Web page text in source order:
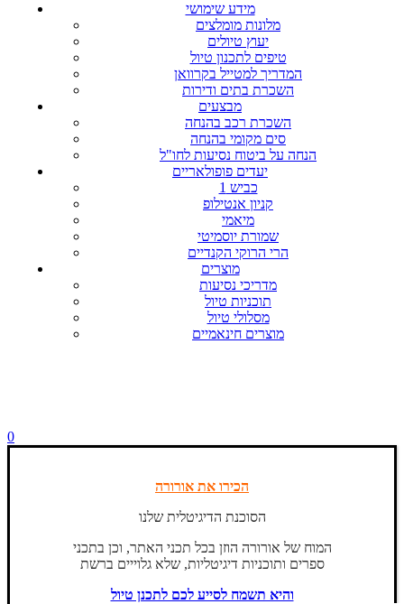
מידע שימושי
מלונות מומלצים
יעוץ טיולים
טיפים לתכנון טיול
המדריך למטייל בקרוואן
השכרת בתים ודירות
מבצעים
השכרת רכב בהנחה
סים מקומי בהנחה
הנחה על ביטוח נסיעות לחו"ל
יעדים פופולאריים
כביש 1
קניון אנטילופ
מיאמי
שמורת יוסמיטי
הרי הרוקי הקנדיים
מוצרים
מדריכי נסיעות
תוכניות טיול
מסלולי טיול
מוצרים חינאמיים
0
הכירו את אורורה
הסוכנת הדיגיטלית שלנו
המוח של אורורה הוזן בכל תכני האתר, וכן בתכני
ספרים ותוכניות דיגיטליות, שלא גלוייים ברשת
והיא תשמח לסייע לכם לתכנן טיול